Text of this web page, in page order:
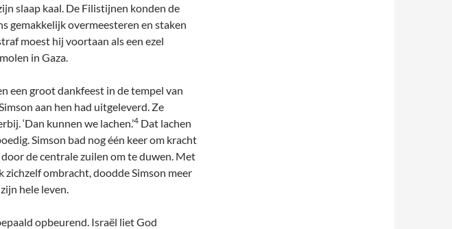
slaap kaal. De Filistijnen konden de
gemakkelijk overmeesteren en staken
moest hij voortaan als een ezel
in Gaza.
een groot dankfeest in de tempel van
aan hen had uitgeleverd. Ze
‘Dan kunnen we lachen.’4 Dat lachen
Simson bad nog één keer om kracht
de centrale zuilen om te duwen. Met
zichzelf ombracht, doodde Simson meer
hele leven.
opbeurend. Israël liet God